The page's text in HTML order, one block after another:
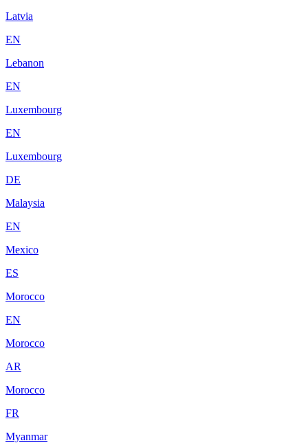
Latvia
EN
Lebanon
EN
Luxembourg
EN
Luxembourg
DE
Malaysia
EN
Mexico
ES
Morocco
EN
Morocco
AR
Morocco
FR
Myanmar